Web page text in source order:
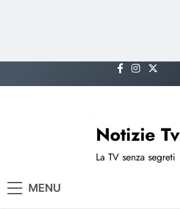
to
Notizie Tv
La TV senza segreti
MENU